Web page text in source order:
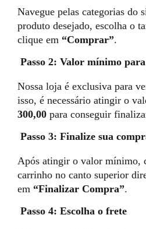
Navegue pelas categorias do
produto desejado, escolha o
clique em “Comprar”.
Passo 2: Valor mínimo
Nossa loja é exclusiva para
isso, é necessário atingir o
300,00 para conseguir
Passo 3: Finalize sua
Após atingir o valor mínimo,
carrinho no canto superior
em “Finalizar Compra”.
Passo 4: Escolha o frete